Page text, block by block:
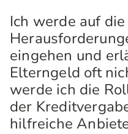
Ich werde auf
eingehen und
Elterngeld oft
werde ich die
der
hilfreiche